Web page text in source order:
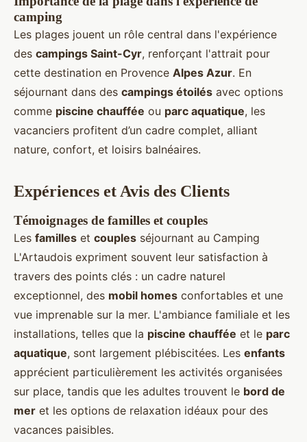
camping
Les plages jouent un rôle central dans l'expérience
des campings Saint-Cyr, renforçant l'attrait pour
cette destination en Provence Alpes Azur. En
séjournant dans des campings étoilés avec options
comme piscine chauffée ou parc aquatique, les
vacanciers profitent d’un cadre complet, alliant
nature, confort, et loisirs balnéaires.
Expériences et Avis des Clients
Témoignages de familles et couples
Les familles et couples séjournant au Camping
L'Artaudois expriment souvent leur satisfaction à
travers des points clés : un cadre naturel
exceptionnel, des mobil homes confortables et une
vue imprenable sur la mer. L'ambiance familiale et les
installations, telles que la piscine chauffée et le parc
aquatique, sont largement plébiscitées. Les enfants
apprécient particulièrement les activités organisées
sur place, tandis que les adultes trouvent le bord de
mer et les options de relaxation idéaux pour des
vacances paisibles.